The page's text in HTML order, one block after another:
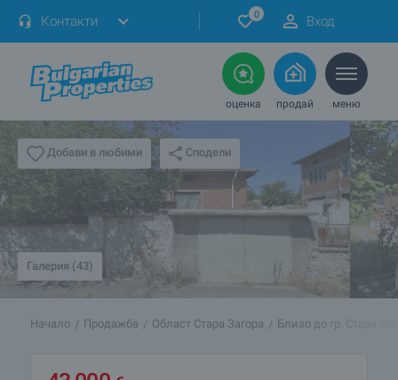
Контакти 0 Вход
оценка продай меню
Добави в любими Сподели
Галерия (43)
Начало Продажба Област Стара Загора Близо до гр. Стара